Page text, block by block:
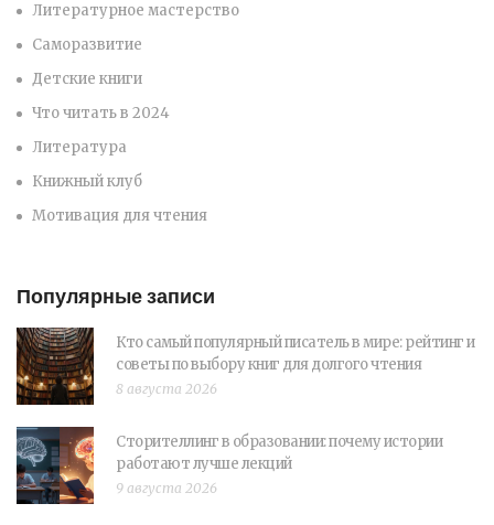
Литературное мастерство
Саморазвитие
Детские книги
Что читать в 2024
Литература
Книжный клуб
Мотивация для чтения
Популярные записи
Кто самый популярный писатель в мире: рейтинг и
советы по выбору книг для долгого чтения
8 августа 2026
Сторителлинг в образовании: почему истории
работают лучше лекций
9 августа 2026